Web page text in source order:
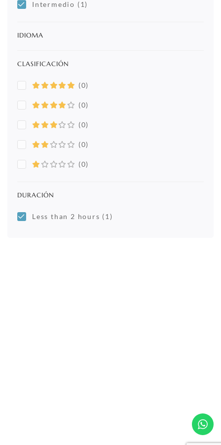
Intermedio (1)
IDIOMA
CLASIFICACIÓN
(0)
(0)
(0)
(0)
(0)
DURACIÓN
Less than 2 hours (1)